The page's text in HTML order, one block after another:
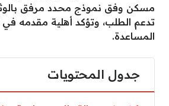
مسكن وفق نموذج محدد مرفق
تدعم الطلب، وتؤكد أهلية مقدمه
المساعدة.
جدول المحتويات